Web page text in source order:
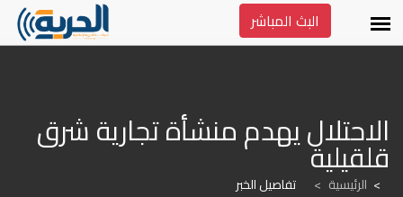
البث المباشر
قلقيلية
الرئيسية > تفاصيل الخبر